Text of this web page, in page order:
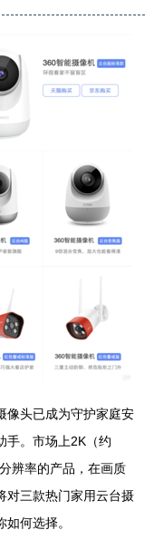
像头已成为守护家庭安
手。市场上2K（约
辨率的产品，在画质
对三款热门家用云台摄
何选择。